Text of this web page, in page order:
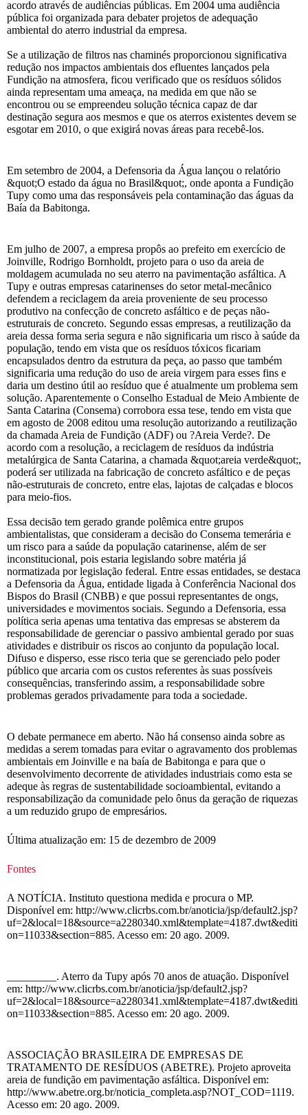
acordo através de audiências públicas. Em 2004 uma audiência
pública foi organizada para debater projetos de adequação
ambiental do aterro industrial da empresa.
Se a utilização de filtros nas chaminés proporcionou significativa
redução nos impactos ambientais dos efluentes lançados pela
Fundição na atmosfera, ficou verificado que os resíduos sólidos
ainda representam uma ameaça, na medida em que não se
encontrou ou se empreendeu solução técnica capaz de dar
destinação segura aos mesmos e que os aterros existentes devem se
esgotar em 2010, o que exigirá novas áreas para recebê-los.
Em setembro de 2004, a Defensoria da Água lançou o relatório
&quot;O estado da água no Brasil&quot;, onde aponta a Fundição
Tupy como uma das responsáveis pela contaminação das águas da
Baía da Babitonga.
Em julho de 2007, a empresa propôs ao prefeito em exercício de
Joinville, Rodrigo Bornholdt, projeto para o uso da areia de
moldagem acumulada no seu aterro na pavimentação asfáltica. A
Tupy e outras empresas catarinenses do setor metal-mecânico
defendem a reciclagem da areia proveniente de seu processo
produtivo na confecção de concreto asfáltico e de peças não-
estruturais de concreto. Segundo essas empresas, a reutilização da
areia dessa forma seria segura e não significaria um risco à saúde da
população, tendo em vista que os resíduos tóxicos ficariam
encapsulados dentro da estrutura da peça, ao passo que também
significaria uma redução do uso de areia virgem para esses fins e
daria um destino útil ao resíduo que é atualmente um problema sem
solução. Aparentemente o Conselho Estadual de Meio Ambiente de
Santa Catarina (Consema) corrobora essa tese, tendo em vista que
em agosto de 2008 editou uma resolução autorizando a reutilização
da chamada Areia de Fundição (ADF) ou ?Areia Verde?. De
acordo com a resolução, a reciclagem de resíduos da indústria
metalúrgica de Santa Catarina, a chamada &quot;areia verde&quot;,
poderá ser utilizada na fabricação de concreto asfáltico e de peças
não-estruturais de concreto, entre elas, lajotas de calçadas e blocos
para meio-fios.
Essa decisão tem gerado grande polêmica entre grupos
ambientalistas, que consideram a decisão do Consema temerária e
um risco para a saúde da população catarinense, além de ser
inconstitucional, pois estaria legislando sobre matéria já
normatizada por legislação federal. Entre essas entidades, se destaca
a Defensoria da Água, entidade ligada à Conferência Nacional dos
Bispos do Brasil (CNBB) e que possui representantes de ongs,
universidades e movimentos sociais. Segundo a Defensoria, essa
política seria apenas uma tentativa das empresas se absterem da
responsabilidade de gerenciar o passivo ambiental gerado por suas
atividades e distribuir os riscos ao conjunto da população local.
Difuso e disperso, esse risco teria que se gerenciado pelo poder
público que arcaria com os custos referentes às suas possíveis
consequências, transferindo assim, a responsabilidade sobre
problemas gerados privadamente para toda a sociedade.
O debate permanece em aberto. Não há consenso ainda sobre as
medidas a serem tomadas para evitar o agravamento dos problemas
ambientais em Joinville e na baía de Babitonga e para que o
desenvolvimento decorrente de atividades industriais como esta se
adeque às regras de sustentabilidade socioambiental, evitando a
responsabilização da comunidade pelo ônus da geração de riquezas
a um reduzido grupo de empresários.
Última atualização em: 15 de dezembro de 2009
Fontes
A NOTÍCIA. Instituto questiona medida e procura o MP.
Disponível em: http://www.clicrbs.com.br/anoticia/jsp/default2.jsp?
uf=2&local=18&source=a2280340.xml&template=4187.dwt&editi
on=11033&section=885. Acesso em: 20 ago. 2009.
_________. Aterro da Tupy após 70 anos de atuação. Disponível
em: http://www.clicrbs.com.br/anoticia/jsp/default2.jsp?
uf=2&local=18&source=a2280341.xml&template=4187.dwt&editi
on=11033&section=885. Acesso em: 20 ago. 2009.
ASSOCIAÇÃO BRASILEIRA DE EMPRESAS DE
TRATAMENTO DE RESÍDUOS (ABETRE). Projeto aproveita
areia de fundição em pavimentação asfáltica. Disponível em:
http://www.abetre.org.br/noticia_completa.asp?NOT_COD=1119.
Acesso em: 20 ago. 2009.